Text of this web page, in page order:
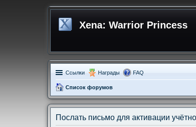
Xena: Warrior Princess
Ссылки Награды FAQ
Список форумов
Послать письмо для активации